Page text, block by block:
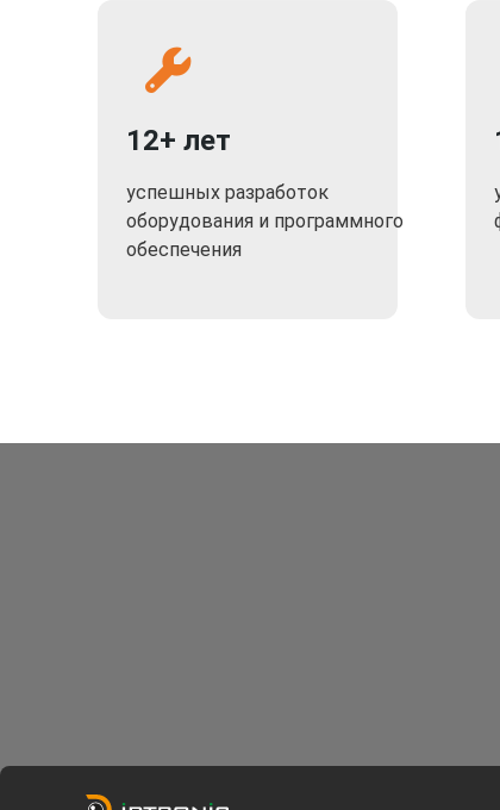
12+ лет
успешных разработок
оборудования и программного
обеспечения